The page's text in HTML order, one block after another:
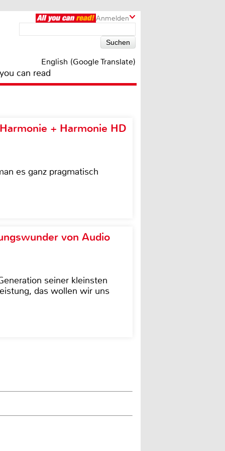
Anmelden
English (Google Translate)
can read
+ Harmonie HD
es ganz pragmatisch
von Audio
seiner kleinsten
das wollen wir uns